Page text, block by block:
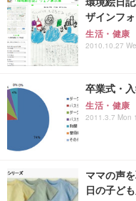
ザインフ
生活・健康
2010.10.27
卒業式・
生活・健康
2011.3.7 Mon
ママの声
日の子ども